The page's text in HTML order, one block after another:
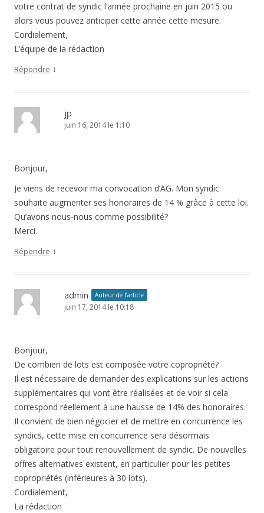
votre contrat de syndic l’année prochaine en juin 2015 ou
alors vous pouvez anticiper cette année cette mesure.
Cordialement,
L’équipe de la rédaction
Répondre ↓
jp
juin 16, 2014 le 1:10
Bonjour,
Je viens de recevoir ma convocation d’AG. Mon syndic
souhaite augmenter ses honoraires de 14 % grâce à cette loi.
Qu’avons nous-nous comme possibilité?
Merci.
Répondre ↓
admin Auteur de l’article
juin 17, 2014 le 10:18
Bonjour,
De combien de lots est composée votre copropriété?
Il est nécessaire de demander des explications sur les actions
supplémentaires qui vont être réalisées et de voir si cela
correspond réellement à une hausse de 14% des honoraires.
Il convient de bien négocier et de mettre en concurrence les
syndics, cette mise en concurrence sera désormais
obligatoire pour tout renouvellement de syndic. De nouvelles
offres alternatives existent, en particulier pour les petites
copropriétés (inférieures à 30 lots).
Cordialement,
La rédaction